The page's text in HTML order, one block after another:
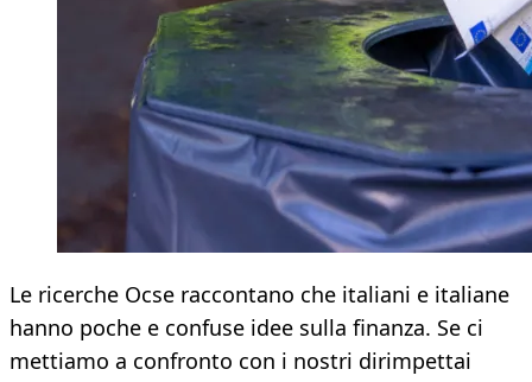
Le ricerche Ocse raccontano che italiani e italiane
hanno poche e confuse idee sulla finanza. Se ci
mettiamo a confronto con i nostri dirimpettai